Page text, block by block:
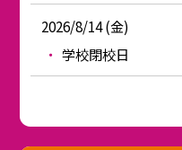
2026/8/14 (金)
学校閉校日